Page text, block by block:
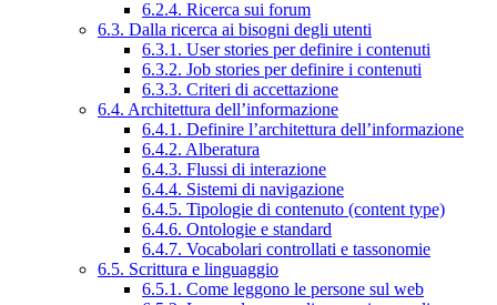
6.2.4. Ricerca sui forum
6.3. Dalla ricerca ai bisogni degli utenti
6.3.1. User stories per definire i contenuti
6.3.2. Job stories per definire i contenuti
6.3.3. Criteri di accettazione
6.4. Architettura dell’informazione
6.4.1. Definire l’architettura dell’informazione
6.4.2. Alberatura
6.4.3. Flussi di interazione
6.4.4. Sistemi di navigazione
6.4.5. Tipologie di contenuto (content type)
6.4.6. Ontologie e standard
6.4.7. Vocabolari controllati e tassonomie
6.5. Scrittura e linguaggio
6.5.1. Come leggono le persone sul web